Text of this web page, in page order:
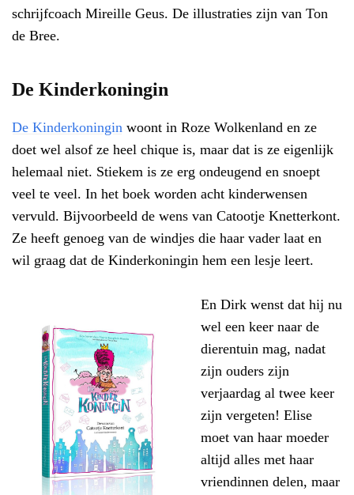
schrijfcoach Mireille Geus. De illustraties zijn van Ton
de Bree.
De Kinderkoningin
De Kinderkoningin woont in Roze Wolkenland en ze
doet wel alsof ze heel chique is, maar dat is ze eigenlijk
helemaal niet. Stiekem is ze erg ondeugend en snoept
veel te veel. In het boek worden acht kinderwensen
vervuld. Bijvoorbeeld de wens van Catootje Knetterkont.
Ze heeft genoeg van de windjes die haar vader laat en
wil graag dat de Kinderkoningin hem een lesje leert.
En Dirk wenst dat hij nu
wel een keer naar de
dierentuin mag, nadat
zijn ouders zijn
verjaardag al twee keer
zijn vergeten! Elise
moet van haar moeder
altijd alles met haar
vriendinnen delen, maar